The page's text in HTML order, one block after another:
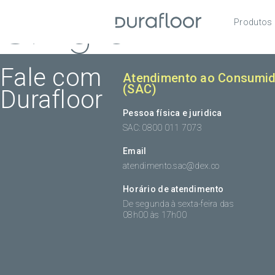
Produtos
Single
Fale com
Durafloor
Atendimento ao
(SAC)
Pessoa física e juridica
SAC: 0800 011 7073
Email
atendimento.sac@dex.co
Horário de atendimento
De segunda à sexta-feira das
08h00 às 17h00